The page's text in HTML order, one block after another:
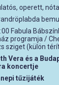
operett,
Fabula
programja /
sziget (külön
Vera és a
koncertje
tűzijáték